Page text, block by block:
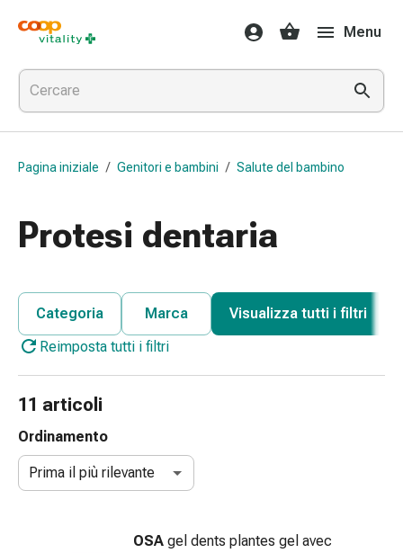
Farmaci
e
salute
Influenza
e
raffreddore
per
gola
Farmaci
raffreddore
Tosse
e
bronchite
accessori
Menu
Pagina iniziale / Genitori e bambini / Salute del bambino
Protesi dentaria
Categoria Marca
Visualizza tutti i filtri
Reimposta tutti i filtri
11 articoli
Ordinamento
Prima il più rilevante
OSA gel dents plantes gel avec